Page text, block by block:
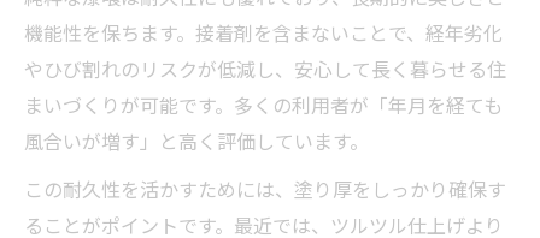
機能性を保ちます。接着剤を含まないことで、経年劣化
やひび割れのリスクが低減し、安心して長く暮らせる住
まいづくりが可能です。多くの利用者が「年月を経ても
風合いが増す」と高く評価しています。
この耐久性を活かすためには、塗り厚をしっかり確保す
ることがポイントです。最近では、ツルツル仕上げより